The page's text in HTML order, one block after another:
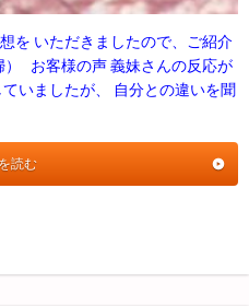
を いただきましたので、ご紹介
） お客様の声 義妹さんの反応が
いましたが、 自分との違いを聞
読む